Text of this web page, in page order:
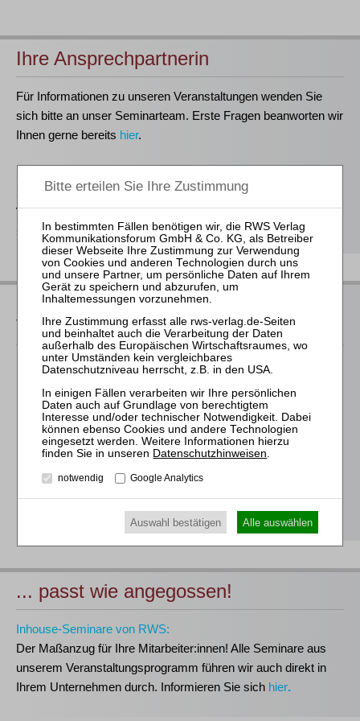
Ihre Ansprechpartnerin
Für Informationen zu unseren Veranstaltungen wenden Sie
sich bitte an unser Seminarteam. Erste Fragen beanworten wir
Ihnen gerne bereits hier.
Seminarorganisation
T(0221)-400 88-15
seminar@rws-verlag.de
Das bieten Ihnen unsere
Veranstaltungen
Für alle Endgeräte kompatible und browserbasierte
Individuelle Assistenz bis zur Einwahl und Verbindung mit
unserem Online-Seminar
Hochwertige Unterlagen für die Teilnahme, ideal auch zum
späteren Nachschlagen
Erwerb des anerkanntenRWS-Zertifikats
Teilnahmebescheinigungen gemäßGOI, § 15 FAO und
... passt wie angegossen!
Inhouse-Seminare von RWS:
Der Maßanzug für Ihre Mitarbeiter:innen! Alle Seminare aus
unserem Veranstaltungsprogramm führen wir auch direkt in
Ihrem Unternehmen durch. Informieren Sie sich hier.
Datenschutzhinweisen
notwendig Google Analytics
Auswahl bestätigen Alle auswählen